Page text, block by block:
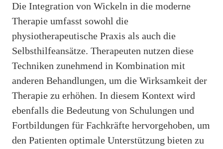
Die Integration von Wickeln in die moderne
Therapie umfasst sowohl die
physiotherapeutische Praxis als auch die
Selbsthilfeansätze. Therapeuten nutzen diese
Techniken zunehmend in Kombination mit
anderen Behandlungen, um die Wirksamkeit der
Therapie zu erhöhen. In diesem Kontext wird
ebenfalls die Bedeutung von Schulungen und
Fortbildungen für Fachkräfte hervorgehoben, um
den Patienten optimale Unterstützung bieten zu